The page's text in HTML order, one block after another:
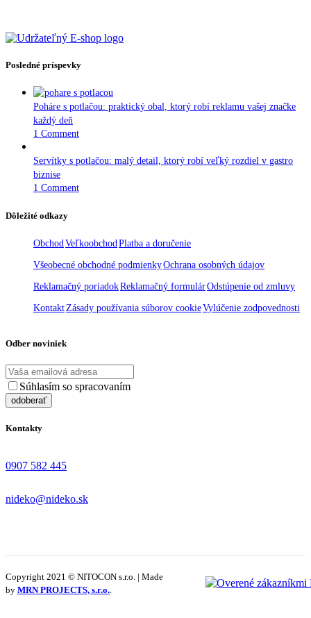
Posledné príspevky
Poháre s potlačou: praktický obal, ktorý robí reklamu vašej značke
každý deň
1 Comment
Servítky s potlačou: malý detail, ktorý robí veľký rozdiel v gastro
biznise
1 Comment
Dôležité odkazy
Obchod Veľkoobchod Platba a doručenie
Všeobecné obchodné podmienkyOchrana osobných údajov
Reklamačný poriadokReklamačný formulárOdstúpenie od zmluvy
Kontakt Zásady používania súborov cookieVylúčenie zodpovednosti
Odber noviniek
Súhlasím so spracovaním
Kontakty
0907 582 445
nideko@nideko.sk
Copyright 2021 © NITOCON s.r.o. | Made
by MRN PROJECTS, s.r.o..